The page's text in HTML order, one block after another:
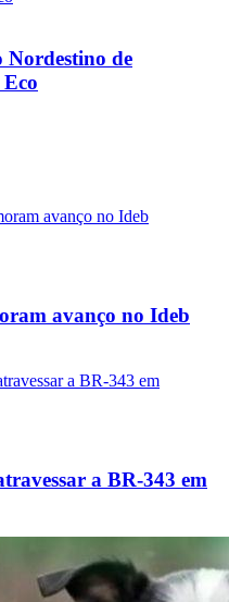
Nordestino de
avanço no Ideb
a BR-343 em